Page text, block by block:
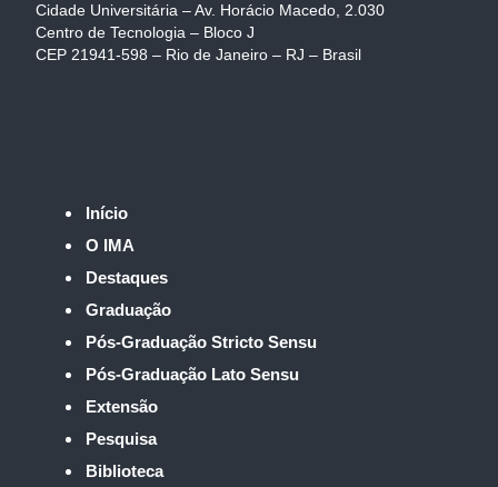
Cidade Universitária – Av. Horácio Macedo, 2.030
Centro de Tecnologia – Bloco J
CEP 21941-598 – Rio de Janeiro – RJ – Brasil
Início
O IMA
Destaques
Graduação
Pós-Graduação Stricto Sensu
Pós-Graduação Lato Sensu
Extensão
Pesquisa
Biblioteca